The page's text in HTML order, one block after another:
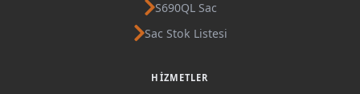
S690QL Sac
Sac Stok Listesi
HIZMETLER